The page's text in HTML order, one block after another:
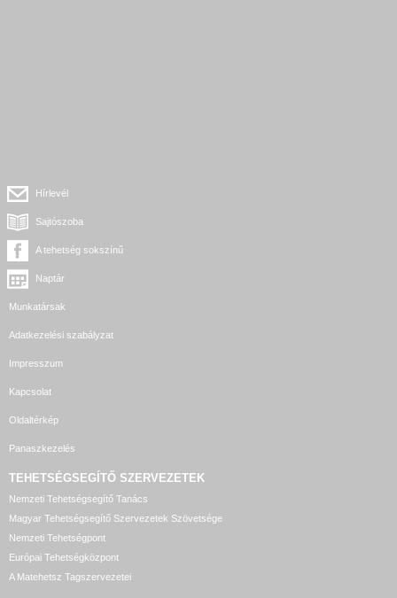
Hírlevél
Sajtószoba
A tehetség sokszínű
Naptár
Munkatársak
Adatkezelési szabályzat
Impresszum
Kapcsolat
Oldaltérkép
Panaszkezelés
TEHETSÉGSEGÍTŐ SZERVEZETEK
Nemzeti Tehetségsegítő Tanács
Magyar Tehetségsegítő Szervezetek Szövetsége
Nemzeti Tehetségpont
Európai Tehetségközpont
A Matehetsz Tagszervezetei